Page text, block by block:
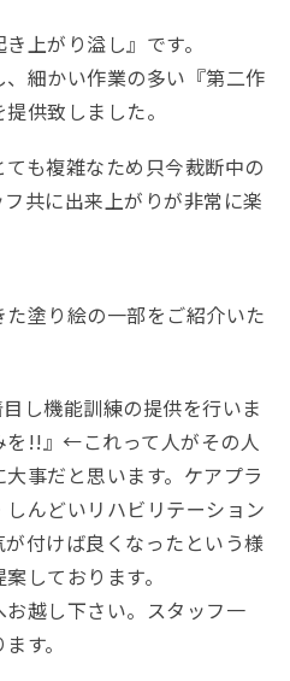
上がり溢し』です。
細かい作業の多い『第二作
供致しました。
も複雑なため只今裁断中の
共に出来上がりが非常に楽
塗り絵の一部をご紹介いた
し機能訓練の提供を行いま
を!!』←これって人がその人
事だと思います。ケアプラ
んどいリハビリテーション
付けば良くなったという様
しております。
越し下さい。スタッフ一
す。